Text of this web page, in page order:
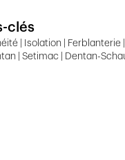
clés
| Isolation | Ferblanterie
| Setimac | Dentan-